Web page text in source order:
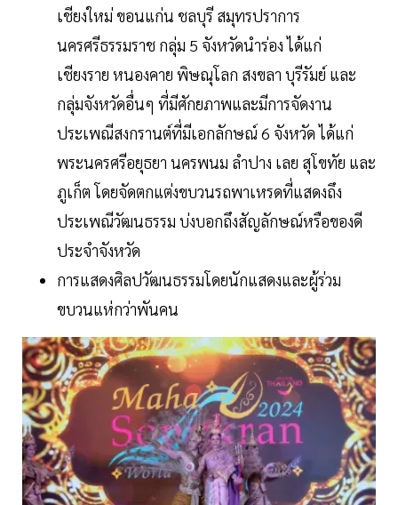
เชียงใหม่ ขอนแก่น ชลบุรี สมุทรปราการ
นครศรีธรรมราช กลุ่ม 5 จังหวัดนำร่อง ได้แก่
เชียงราย หนองคาย พิษณุโลก สงขลา บุรีรัมย์ และ
กลุ่มจังหวัดอื่นๆ ที่มีศักยภาพและมีการจัดงาน
ประเพณีสงกรานต์ที่มีเอกลักษณ์ 6 จังหวัด ได้แก่
พระนครศรีอยุธยา นครพนม ลำปาง เลย สุโขทัย และ
ภูเก็ต โดยจัดตกแต่งขบวนรถพาเหรดที่แสดงถึง
ประเพณีวัฒนธรรม บ่งบอกถึงสัญลักษณ์หรือของดี
ประจำจังหวัด
การแสดงศิลปวัฒนธรรมโดยนักแสดงและผู้ร่วม
ขบวนแห่กว่าพันคน